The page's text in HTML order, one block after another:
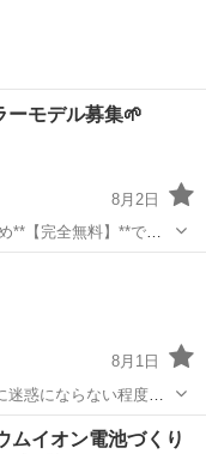
ーモデル募集🌱
8月2日
**【完全無料】**でモ
くしたい方が対象とな
8月1日
惑にならない程度に
る方。一匹大きめの
ムイオン電池づくり